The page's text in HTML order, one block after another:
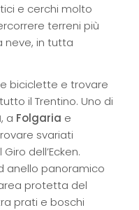
e cerchi molto
terreni più
neve, in tutta
biciclette e trovare
il Trentino. Uno di
, a Folgaria e
svariati
dell’Ecken.
anello panoramico
protetta del
prati e boschi